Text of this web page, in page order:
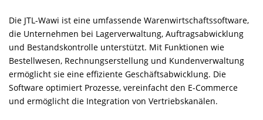
Die JTL-Wawi ist eine umfassende Warenwirtschaftssoftware,
die Unternehmen bei Lagerverwaltung, Auftragsabwicklung
und Bestandskontrolle unterstützt. Mit Funktionen wie
Bestellwesen, Rechnungserstellung und Kundenverwaltung
ermöglicht sie eine effiziente Geschäftsabwicklung. Die
Software optimiert Prozesse, vereinfacht den E-Commerce
und ermöglicht die Integration von Vertriebskanälen.